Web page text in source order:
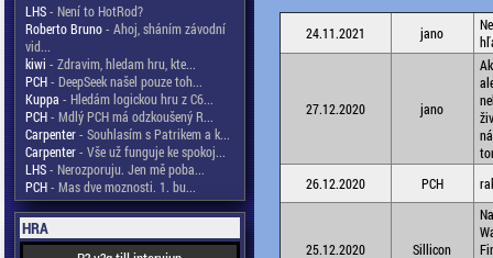
LHS- Není to HotRod?
Roberto Bruno- Ahoj, sháním závodní
vid...
kiwi - Zdravim, hledam hru, kte...
PCH- DeepSeek našel pouze toh...
Kuppa - Hledám logickou hru z C6...
PCH- Mdlý PCH má odzkoušený R...
Carpenter- Souhlasím s Patrikem a k...
Carpenter- Vše už funguje ke spokoj...
LHS- Nerozporuju. Jen mě poba...
PCH- Mas dve moznosti. 1. bu...
HRA
24.11.2021 jano
27.12.2020 jano
26.12.2020
PCH
25.12.2020 Sillicon